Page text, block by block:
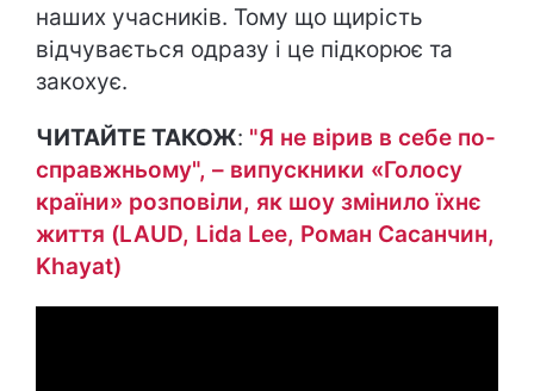
наших учасників. Тому що щирість
відчувається одразу і це підкорює та
закохує.
ЧИТАЙТЕ ТАКОЖ: "Я не вірив в себе по-
справжньому", – випускники «Голосу
країни» розповіли, як шоу змінило їхнє
життя (LAUD, Lida Lee, Роман Сасанчин,
Khayat)